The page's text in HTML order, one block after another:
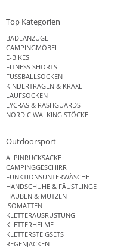
Top Kategorien
BADEANZÜGE
CAMPINGMÖBEL
E-BIKES
FITNESS SHORTS
FUSSBALLSOCKEN
KINDERTRAGEN & KRAXE
LAUFSOCKEN
LYCRAS & RASHGUARDS
NORDIC WALKING STÖCKE
Outdoorsport
ALPINRUCKSÄCKE
CAMPINGGESCHIRR
FUNKTIONSUNTERWÄSCHE
HANDSCHUHE & FÄUSTLINGE
HAUBEN & MÜTZEN
ISOMATTEN
KLETTERAUSRÜSTUNG
KLETTERHELME
KLETTERSTEIGSETS
REGENJACKEN